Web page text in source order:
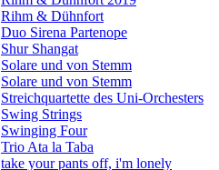
Rihm & Dühnfort
Duo Sirena Partenope
Shur Shangat
Solare und von Stemm
Solare und von Stemm
Streichquartette des Uni-Orchesters
Swing Strings
Swinging Four
Trio Ata la Taba
take your pants off, i'm lonely